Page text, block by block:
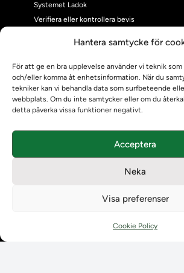
Hantera samtycke för
För att ge en bra upplevelse använder vi teknik
och/eller komma åt enhetsinformation. När du
tekniker kan vi behandla data som surfbeteende
webbplats. Om du inte samtycker eller om du
detta påverka vissa funktioner negativt.
Acceptera
Neka
Visa preferenser
Cookie Policy
Systemet Ladok
Verifiera eller kontrollera bevis
Om oss
Om Ladokkonsortiet
Ladokkonsortiet internationellt
Vision, strategi och produktplan
Kontaktuppgifter för studenters Ladoksupport